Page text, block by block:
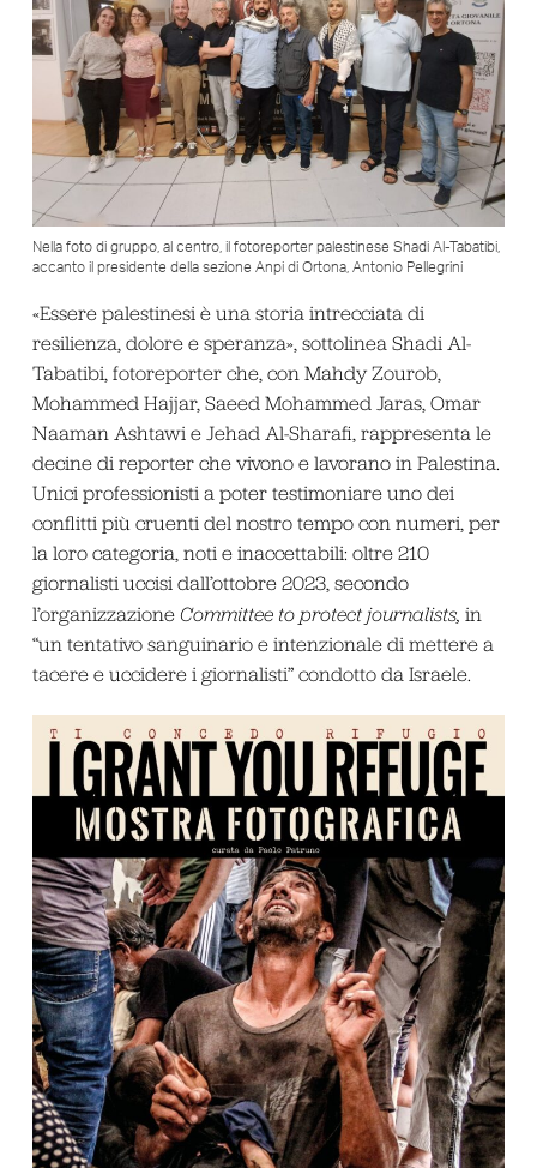
Nella foto di gruppo, al centro, il fotoreporter palestinese Shadi Al-Tabatibi,
accanto il presidente della sezione Anpi di Ortona, Antonio Pellegrini
«Essere palestinesi è una storia intrecciata di
resilienza, dolore e speranza», sottolinea Shadi Al-
Tabatibi, fotoreporter che, con Mahdy Zourob,
Mohammed Hajjar, Saeed Mohammed Jaras, Omar
Naaman Ashtawi e Jehad Al-Sharafi, rappresenta le
decine di reporter che vivono e lavorano in Palestina.
Unici professionisti a poter testimoniare uno dei
conflitti più cruenti del nostro tempo con numeri, per
la loro categoria, noti e inaccettabili: oltre 210
giornalisti uccisi dall’ottobre 2023, secondo
l’organizzazione Committee to protect journalists, in
“un tentativo sanguinario e intenzionale di mettere a
tacere e uccidere i giornalisti” condotto da Israele.